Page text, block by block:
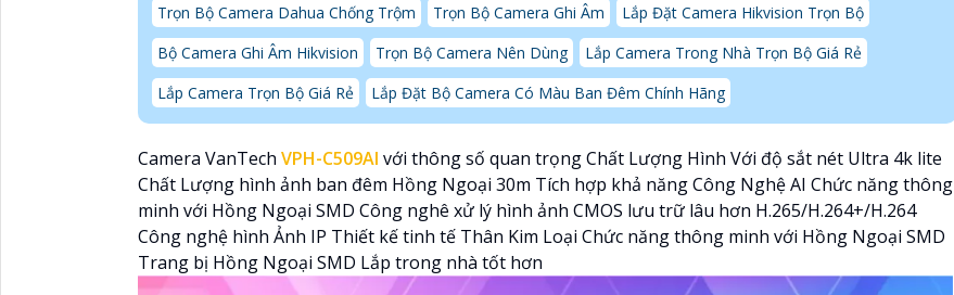
Trọn Bộ Camera Dahua Chống Trộm Trọn Bộ Camera Ghi Âm
Lắp Đặt Camera Hikvision Trọn Bộ
Bộ Camera Ghi Âm Hikvision
Trọn Bộ Camera Nên Dùng
Lắp Camera Trong Nhà Trọn Bộ Giá Rẻ
Lắp Camera Trọn Bộ Giá Rẻ
Lắp Đặt Bộ Camera Có Màu Ban Đêm Chính Hãng
Camera VanTech VPH-C509AI với thông số quan trọng Chất Lượng Hình Với độ sắt nét Ultra 4k lite
Chất Lượng hình ảnh ban đêm Hồng Ngoại 30m Tích hợp khả năng Công Nghệ AI Chức năng thông
minh với Hồng Ngoại SMD Công nghê xử lý hình ảnh CMOS lưu trữ lâu hơn H.265/H.264+/H.264
Công nghệ hình Ảnh IP Thiết kế tinh tế Thân Kim Loại Chức năng thông minh với Hồng Ngoại SMD
Trang bị Hồng Ngoại SMD Lắp trong nhà tốt hơn